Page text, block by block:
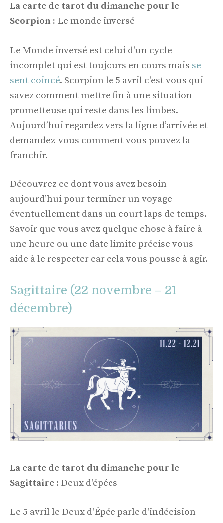
La carte de tarot du dimanche pour le
Scorpion : Le monde inversé
Le Monde inversé est celui d'un cycle
incomplet qui est toujours en cours mais se
sent coincé. Scorpion le 5 avril c'est vous qui
savez comment mettre fin à une situation
prometteuse qui reste dans les limbes.
Aujourd’hui regardez vers la ligne d’arrivée et
demandez-vous comment vous pouvez la
franchir.
Découvrez ce dont vous avez besoin
aujourd’hui pour terminer un voyage
éventuellement dans un court laps de temps.
Savoir que vous avez quelque chose à faire à
une heure ou une date limite précise vous
aide à le respecter car cela vous pousse à agir.
Sagittaire (22 novembre – 21
décembre)
La carte de tarot du dimanche pour le
Sagittaire : Deux d'épées
Le 5 avril le Deux d'Épée parle d'indécision